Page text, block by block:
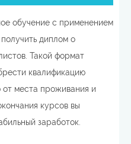
обучение с применением
диплом о
Такой формат
квалификацию
от места проживания и
курсов вы
заработок.